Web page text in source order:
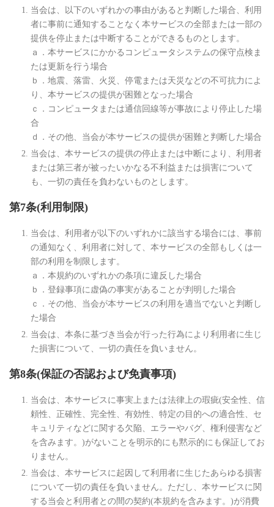
当会は、以下のいずれかの事由があると判断した場合、利用
者に事前に通知することなく本サービスの全部または一部の
提供を停止または中断することができるものとします。
ａ．本サービスにかかるコンピュータシステムの保守点検ま
たは更新を行う場合
ｂ．地震、落雷、火災、停電または天災などの不可抗力によ
り、本サービスの提供が困難となった場合
ｃ．コンピュータまたは通信回線等が事故により停止した場
合
ｄ．その他、当会が本サービスの提供が困難と判断した場合
当会は、本サービスの提供の停止または中断により、利用者
または第三者が被ったいかなる不利益または損害について
も、一切の責任を負わないものとします。
第7条(利用制限)
当会は、利用者が以下のいずれかに該当する場合には、事前
の通知なく、利用者に対して、本サービスの全部もしくは一
部の利用を制限します。
ａ．本規約のいずれかの条項に違反した場合
ｂ．登録事項に虚偽の事実があることが判明した場合
ｃ．その他、当会が本サービスの利用を適当でないと判断し
た場合
当会は、本条に基づき当会が行った行為により利用者に生じ
た損害について、一切の責任を負いません。
第8条(保証の否認および免責事項)
当会は、本サービスに事実上または法律上の瑕疵(安全性、信
頼性、正確性、完全性、有効性、特定の目的への適合性、セ
キュリティなどに関する欠陥、エラーやバグ、権利侵害など
を含みます。)がないことを明示的にも黙示的にも保証してお
りません。
当会は、本サービスに起因して利用者に生じたあらゆる損害
について一切の責任を負いません。ただし、本サービスに関
する当会と利用者との間の契約(本規約を含みます。)が消費